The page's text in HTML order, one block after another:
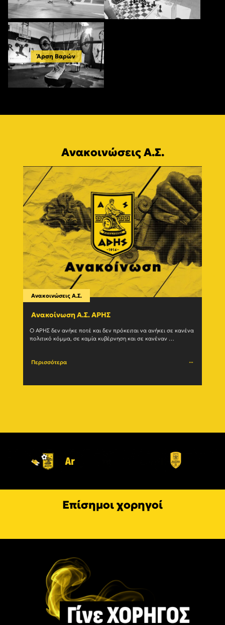
Άρση Βαρών
Ανακοινώσεις Α.Σ.
Ανακοινώσεις Α.Σ.
Ανακοίνωση Α.Σ. ΑΡΗΣ
Ο ΑΡΗΣ δεν ανήκε ποτέ και δεν πρόκειται να ανήκει σε κανένα
πολιτικό κόμμα, σε καμία κυβέρνηση και σε κανέναν
Περισσότερα
Επίσημοι χορηγοί